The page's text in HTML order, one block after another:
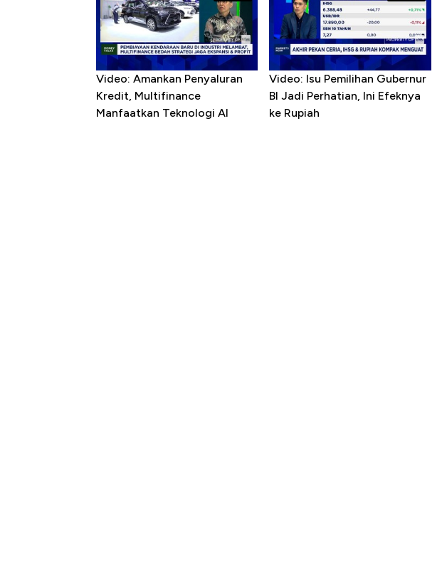
Video: Amankan Penyaluran
Kredit, Multifinance
Manfaatkan Teknologi AI
Video: Isu Pemilihan Gubernur
BI Jadi Perhatian, Ini Efeknya
ke Rupiah